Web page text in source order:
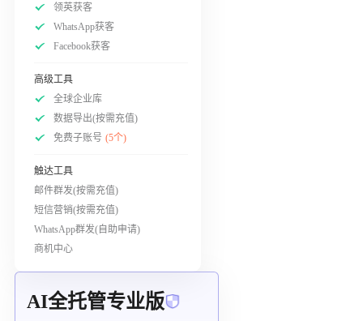
领英获客
WhatsApp获客
Facebook获客
高级工具
全球企业库
数据导出(按需充值)
免费子账号 (5个)
触达工具
邮件群发(按需充值)
短信营销(按需充值)
WhatsApp群发(自助申请)
商机中心
AI全托管专业版